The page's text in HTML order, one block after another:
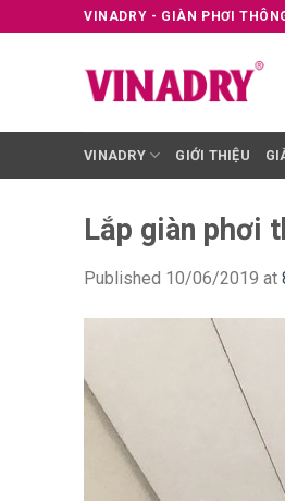
to
VINADRY - GIÀN PHƠI
VINADRY GIỚI THIỆU
Lắp giàn phơi
Published 10/06/2019 at